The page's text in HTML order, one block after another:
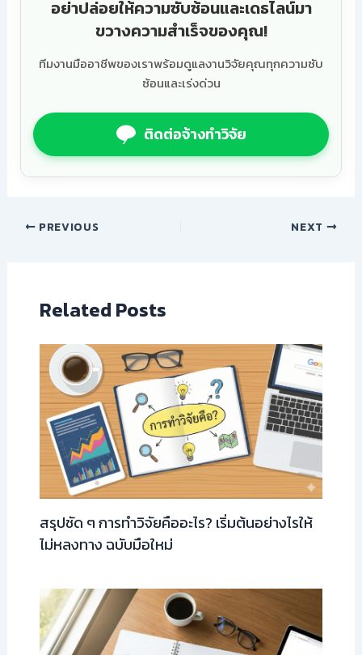
อย่าปล่อยให้ความซับซ้อนและเดธไลน์มา
ขวางความสำเร็จของคุณ!
ทีมงานมืออาชีพของเราพร้อมดูแลงานวิจัยคุณทุกความซับ
ซ้อนและเร่งด่วน
ติดต่อจ้างทำวิจัย
PREVIOUS NEXT
Related Posts
สรุปชัด ๆ การทำวิจัยคืออะไร? เริ่มต้นอย่างไรให้
ไม่หลงทาง ฉบับมือใหม่